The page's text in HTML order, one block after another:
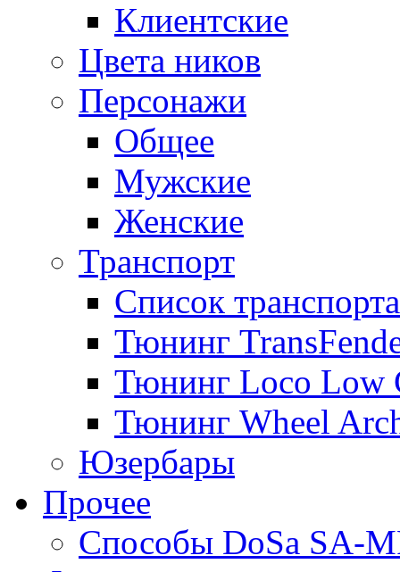
Клиентские
Цвета ников
Персонажи
Общее
Мужские
Женские
Транспорт
Список транспорта
Тюнинг
Тюнинг Loco Low
Тюнинг Wheel
Юзербары
Прочее
Cпособы DoSа SA-